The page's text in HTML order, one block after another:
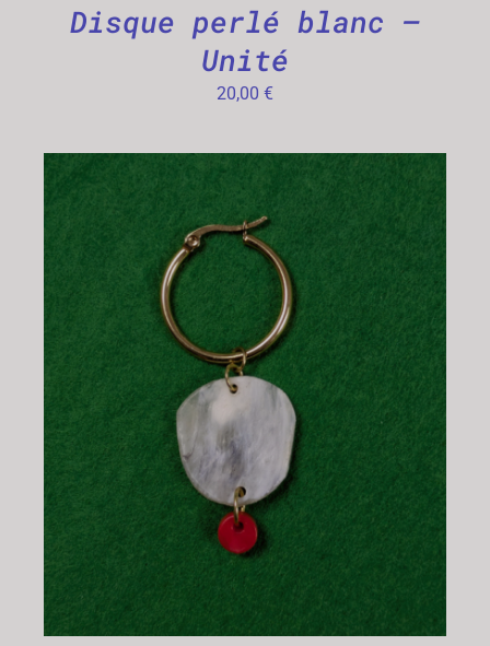
Disque perlé blanc –
Unité
20,00 €
CHOIX DES OPTIONS
/
DÉTAILS